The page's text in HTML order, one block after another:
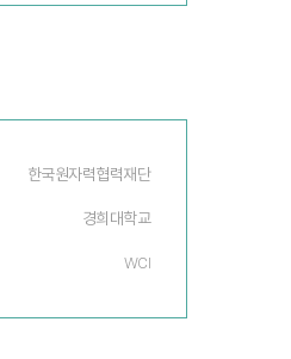
한국원자력협력재단
경희대학교
WCI